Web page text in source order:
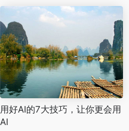
用好AI的7大技巧，让你更会用
AI